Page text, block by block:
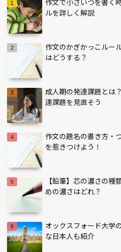
ルを詳しく解説
作文のかぎかっこルー
はどうする？
成人期の発達課題とは
達課題を見直そう
作文の題名の書き方・
を惹きつけよう！
【鉛筆】芯の濃さの
めの濃さはどれ？
オックスフォード大学
な日本人も紹介